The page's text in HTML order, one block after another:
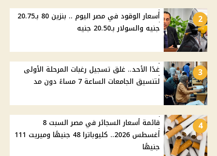
2
أسعار الوقود في مصر اليوم .. بنزين 80 بـ20.75
جنيه والسولار بـ20.50 جنيه
3
غدًا الأحد.. غلق تسجيل رغبات المرحلة الأولى
لتنسيق الجامعات الساعة 7 مساءً دون مد
4
قائمة أسعار السجائر في مصر السبت 8
أغسطس 2026.. كليوباترا 48 جنيهًا وميريت 111
جنيهًا